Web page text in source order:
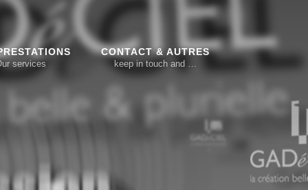
CONTACT & AUTRES